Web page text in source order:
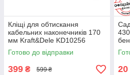
Кліщі для обтискання
кабельних наконечників 170
мм Kraft&Dele KD10256
обтискач кабельних гнізд
Готово до відправки
399 ₴ 599 ₴ 20